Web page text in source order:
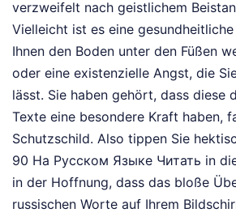
verzweifelt nach geistlichem
Vielleicht ist es eine
Ihnen den Boden unter den Füßen
oder eine existenzielle Angst, die
lässt. Sie haben gehört, dass diese
Texte eine besondere Kraft haben,
Schutzschild. Also tippen Sie
90 На Русском Языке Читать in
in der Hoffnung, dass das bloße
russischen Worte auf Ihrem